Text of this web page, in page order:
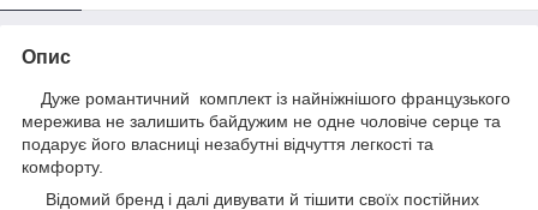
Опис
Дуже романтичний комплект із найніжнішого французького
мережива не залишить байдужим не одне чоловіче серце та
подарує його власниці незабутні відчуття легкості та
комфорту.
Відомий бренд і далі дивувати й тішити своїх постійних